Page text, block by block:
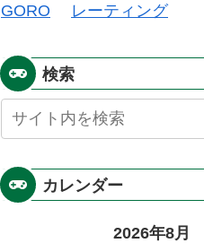
GORO
レーティング
検索
カレンダー
2026年8月